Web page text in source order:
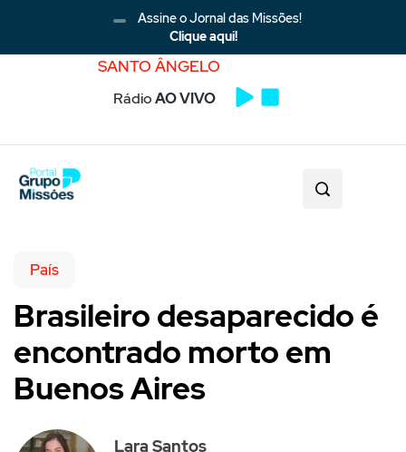
Assine o Jornal das Missões!
Clique aqui!
SANTO ÂNGELO
RádioAO VIVO
País
Brasileiro desaparecido é
encontrado morto em
Buenos Aires
Lara Santos